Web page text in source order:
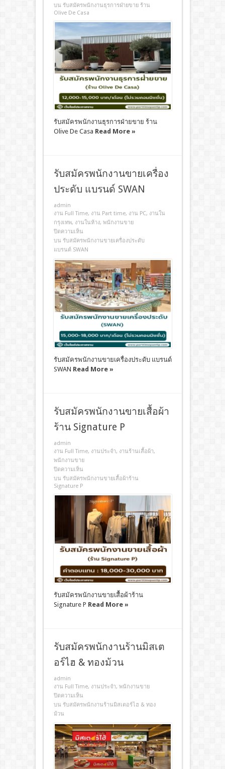
บน รับสมัครพนักงานธุรการฝ่ายขาย ร้าน
Olive De Casa
รับสมัครพนักงานธุรการฝ่ายขาย ร้าน
Olive De Casa Read More »
รับสมัครพนักงานขายเครื่อง
ประดับ แบรนด์ SWAN
admin
งาน Full Time, งาน Part time, งาน PC, งานใน
กรุงเทพ, งานในห้าง, พนักงานขาย
ปิดความเห็น
บน รับสมัครพนักงานขายเครื่องประดับ
แบรนด์ SWAN
รับสมัครพนักงานขายเครื่องประดับ แบรนด์
SWAN Read More »
รับสมัครพนักงานขายเสื้อผ้า
ร้าน Signature P
admin
งาน Full Time, งานประจํา, งานร้านเสื้อผ้า,
พนักงานขาย
ปิดความเห็น
บน รับสมัครพนักงานขายเสื้อผ้าร้าน
Signature P
รับสมัครพนักงานขายเสื้อผ้าร้าน
Signature P Read More »
รับสมัครพนักงานร้านมิสเต
อร์ไฮ & ทองม้วน
admin
งาน Full Time, งานประจํา, พนักงานขาย
ปิดความเห็น
บน รับสมัครพนักงานร้านมิสเตอร์ไฮ & ทอง
ม้วน